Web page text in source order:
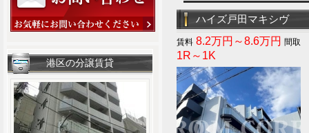
ハイズ戸田マキシヴ
8.2万円～8.6万円
1R～1K
港区の分譲賃貸